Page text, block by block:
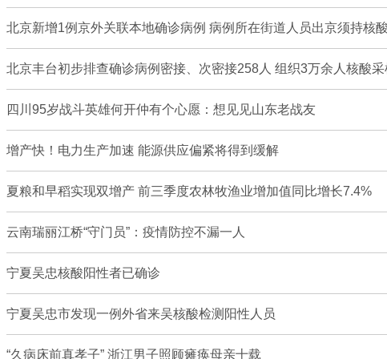
北京新增1例京外关联本地确诊病例 病例所在街道人员出京须持核
北京丰台初步排查确诊病例密接、次密接258人 组织3万余人核酸采
四川95岁战斗英雄何开仲有个心愿：想见见山东老战友
增产快！电力生产加速 能源供应偏紧将得到缓解
夏粮和早稻实现双增产 前三季度农林牧渔业增加值同比增长7.4%
云南瑞丽江桥“守门员”：疫情防控不漏一人
宁夏吴忠核酸阳性者已确诊
宁夏吴忠市发现一例外省来吴核酸检测阳性人员
“久病床前真孝子” 浙江男子照顾瘫痪母亲十载